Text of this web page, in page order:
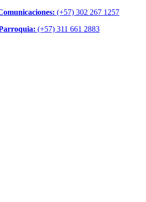
(+57) 302 267 1257
(+57) 311 661 2883